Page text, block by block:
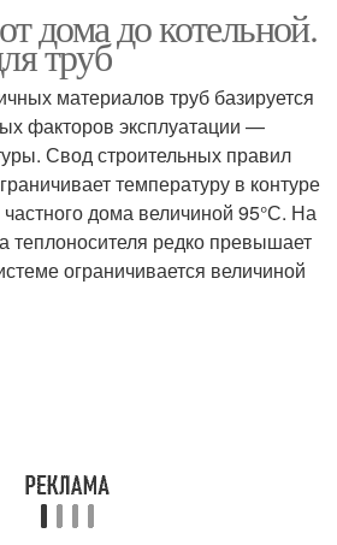
дома до котельной.
труб
материалов труб базируется
факторов эксплуатации —
Свод строительных правил
температуру в контуре
дома величиной 95°С. На
теплоносителя редко превышает
ограничивается величиной